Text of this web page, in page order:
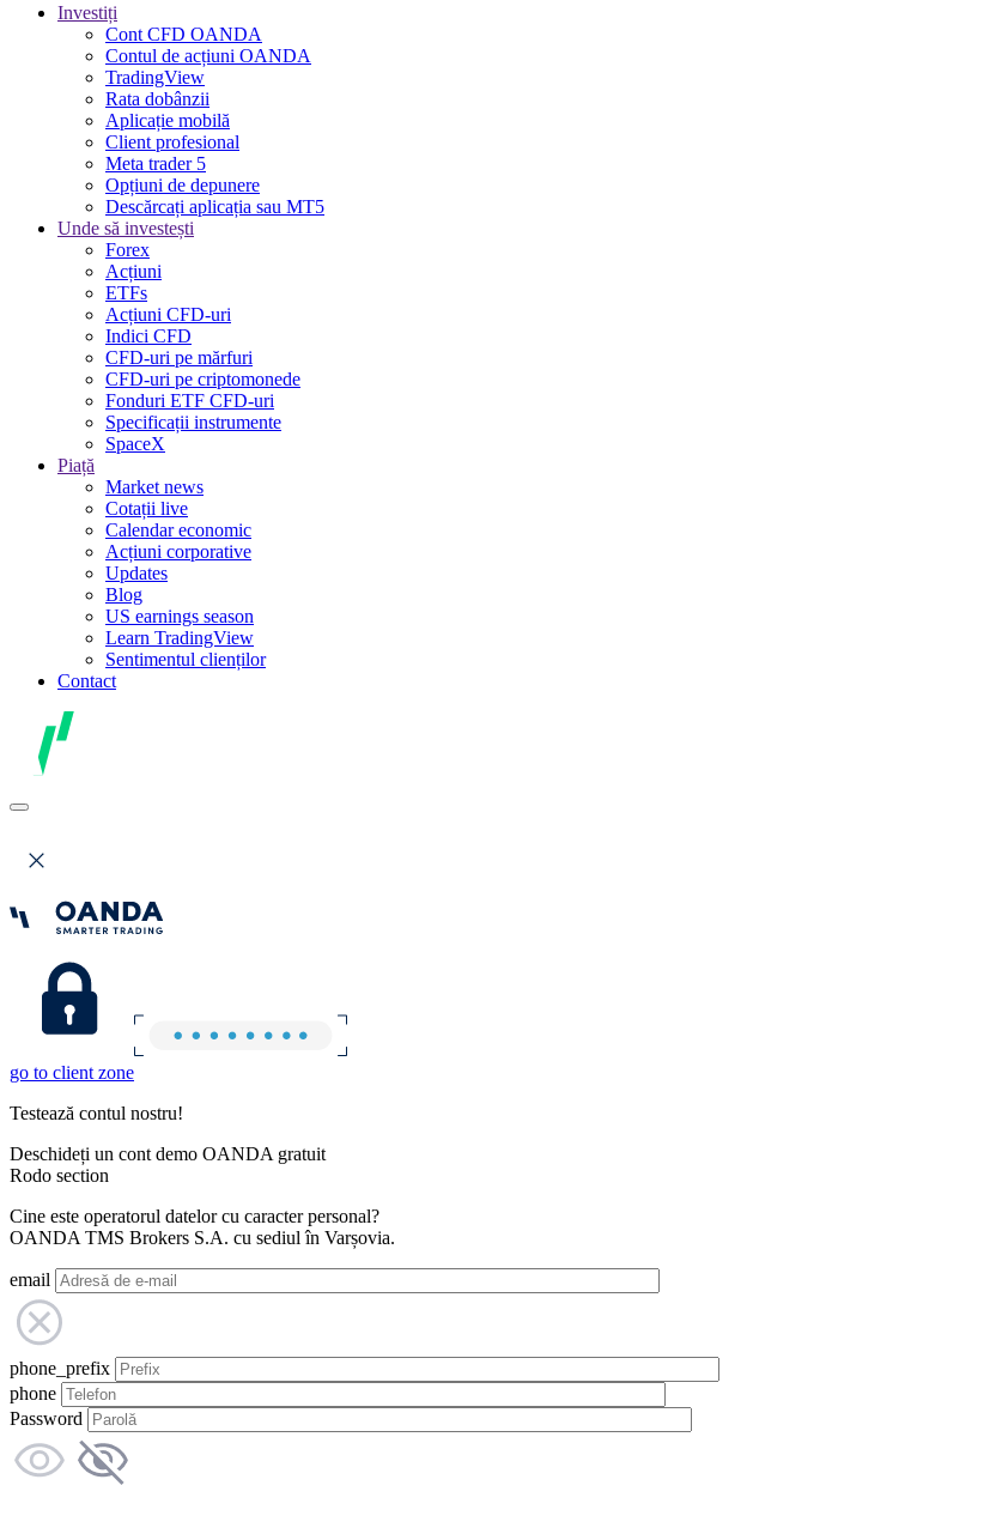
Investiți
Cont CFD OANDA
Contul de acțiuni OANDA
TradingView
Rata dobânzii
Aplicație mobilă
Client profesional
Meta trader 5
Opțiuni de depunere
Descărcați aplicația sau MT5
Unde să investești
Forex
Acțiuni
ETFs
Acțiuni CFD-uri
Indici CFD
CFD-uri pe mărfuri
CFD-uri pe criptomonede
Fonduri ETF CFD-uri
Specificații instrumente
SpaceX
Piață
Market news
Cotații live
Calendar economic
Acțiuni corporative
Updates
Blog
US earnings season
Learn TradingView
Sentimentul clienților
Contact
go to client zone
Testează contul nostru!
Deschideți un cont demo OANDA gratuit
Rodo section
Cine este operatorul datelor cu caracter personal?
OANDA TMS Brokers S.A. cu sediul în Varșovia.
email
phone_prefix
phone
Password